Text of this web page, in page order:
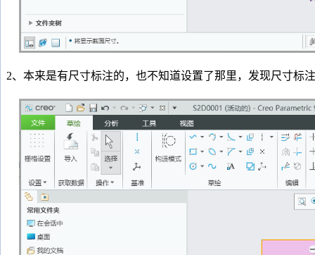
2、本来是有尺寸标注的，也不知道设置了那里，发现尺寸标